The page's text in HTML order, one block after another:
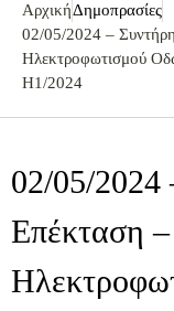
ΑρχικήΔημοπρασίες
02/05/2024 –
Ηλεκτροφωτισμού
Η1/2024
02/05/2024
Επέκταση